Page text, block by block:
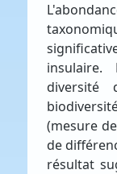
insulaire.
diversité
(mesure
de
résultat